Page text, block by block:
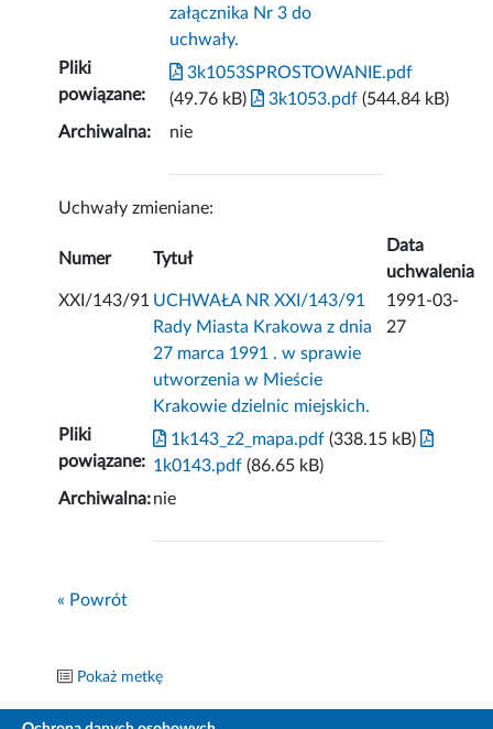
załącznika Nr 3 do
uchwały.
Pliki
powiązane:
3k1053SPROSTOWANIE.pdf
(49.76 kB)
3k1053.pdf (544.84 kB)
Archiwalna:
nie
Uchwały zmieniane:
Numer Tytuł
Data
uchwalenia
XXI/143/91 UCHWAŁA NR XXI/143/91
Rady Miasta Krakowa z dnia
27 marca 1991 . w sprawie
utworzenia w Mieście
Krakowie dzielnic miejskich.
1991-03-
27
Pliki
powiązane:
1k143_z2_mapa.pdf (338.15 kB)
1k0143.pdf (86.65 kB)
Archiwalna:nie
« Powrót
Pokaż metkę